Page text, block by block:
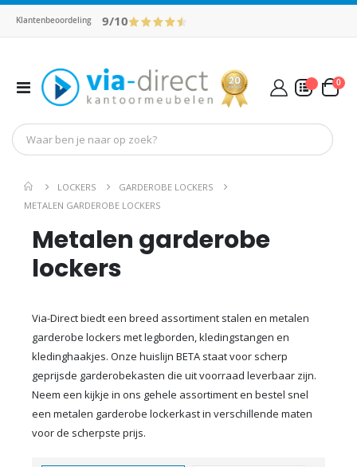
Klantenbeoordeling 9/10
Toggle
Nav
Cart
0
LOCKERS
GARDEROBE LOCKERS
METALEN GARDEROBE LOCKERS
Metalen garderobe
lockers
Via-Direct biedt een breed assortiment stalen en metalen
garderobe lockers met legborden, kledingstangen en
kledinghaakjes. Onze huislijn BETA staat voor scherp
geprijsde garderobekasten die uit voorraad leverbaar zijn.
Neem een kijkje in ons gehele assortiment en bestel snel
een metalen garderobe lockerkast in verschillende maten
voor de scherpste prijs.